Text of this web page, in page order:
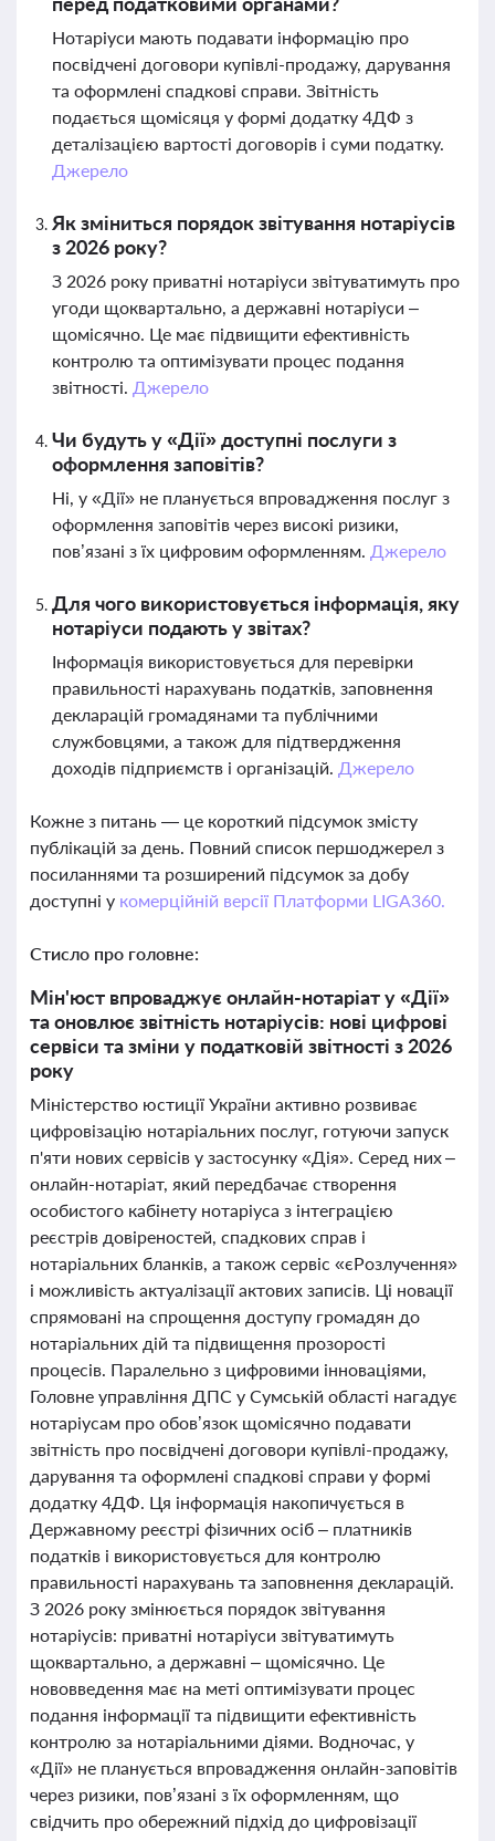
Нотаріуси мають подавати інформацію про
посвідчені договори купівлі-продажу, дарування
та оформлені спадкові справи. Звітність
подається щомісяця у формі додатку 4ДФ з
деталізацією вартості договорів і суми податку.
Джерело
Як зміниться порядок звітування нотаріусів
з 2026 року?
З 2026 року приватні нотаріуси звітуватимуть про
угоди щоквартально, а державні нотаріуси –
щомісячно. Це має підвищити ефективність
контролю та оптимізувати процес подання
звітності. Джерело
Чи будуть у «Дії» доступні послуги з
оформлення заповітів?
Ні, у «Дії» не планується впровадження послуг з
оформлення заповітів через високі ризики,
пов’язані з їх цифровим оформленням. Джерело
Для чого використовується інформація, яку
нотаріуси подають у звітах?
Інформація використовується для перевірки
правильності нарахувань податків, заповнення
декларацій громадянами та публічними
службовцями, а також для підтвердження
доходів підприємств і організацій. Джерело
Кожне з питань — це короткий підсумок змісту
публікацій за день. Повний список першоджерел з
посиланнями та розширений підсумок за добу
доступні у комерційній версії Платформи LIGA360.
Стисло про головне:
Мін'юст впроваджує онлайн-нотаріат у «Дії»
та оновлює звітність нотаріусів: нові цифрові
сервіси та зміни у податковій звітності з 2026
року
Міністерство юстиції України активно розвиває
цифровізацію нотаріальних послуг, готуючи запуск
п'яти нових сервісів у застосунку «Дія». Серед них –
онлайн-нотаріат, який передбачає створення
особистого кабінету нотаріуса з інтеграцією
реєстрів довіреностей, спадкових справ і
нотаріальних бланків, а також сервіс «єРозлучення»
і можливість актуалізації актових записів. Ці новації
спрямовані на спрощення доступу громадян до
нотаріальних дій та підвищення прозорості
процесів. Паралельно з цифровими інноваціями,
Головне управління ДПС у Сумській області нагадує
нотаріусам про обов’язок щомісячно подавати
звітність про посвідчені договори купівлі-продажу,
дарування та оформлені спадкові справи у формі
додатку 4ДФ. Ця інформація накопичується в
Державному реєстрі фізичних осіб – платників
податків і використовується для контролю
правильності нарахувань та заповнення декларацій.
З 2026 року змінюється порядок звітування
нотаріусів: приватні нотаріуси звітуватимуть
щоквартально, а державні – щомісячно. Це
нововведення має на меті оптимізувати процес
подання інформації та підвищити ефективність
контролю за нотаріальними діями. Водночас, у
«Дії» не планується впровадження онлайн-заповітів
через ризики, пов’язані з їх оформленням, що
свідчить про обережний підхід до цифровізації